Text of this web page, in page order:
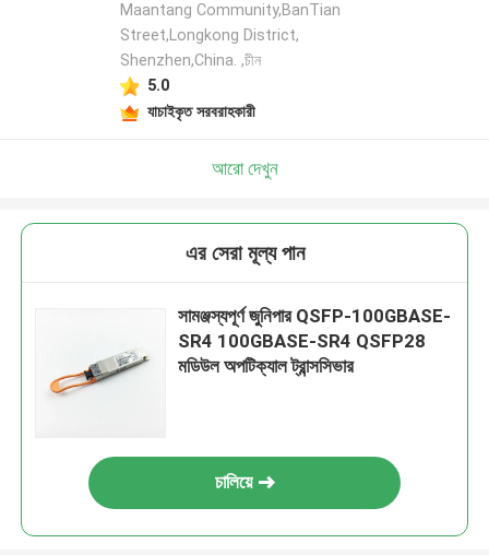
Maantang Community,BanTian
Street,Longkong District,
Shenzhen,China. ,চীন
5.0
যাচাইকৃত সরবরাহকারী
আরো দেখুন
এর সেরা মূল্য পান
সামঞ্জস্যপূর্ণ জুনিপার QSFP-100GBASE-
SR4 100GBASE-SR4 QSFP28
মডিউল অপটিক্যাল ট্রান্সসিভার
চালিয়ে